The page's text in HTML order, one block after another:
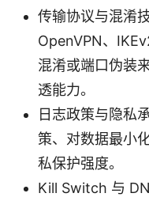
传输协议与混淆
OpenVPN、
混淆或端口伪装
透能力。
日志政策与隐私
策、对数据最小
私保护强度。
Kill Switch 与